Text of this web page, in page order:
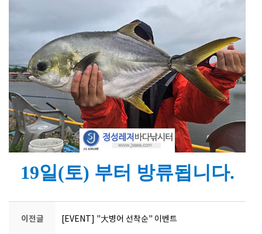
19일(토) 부터 방류됩니다.
이전글 [EVENT] "大병어 선착순" 이벤트